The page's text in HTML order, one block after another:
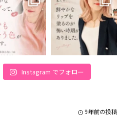
Instagram でフォロー
9年前の投稿